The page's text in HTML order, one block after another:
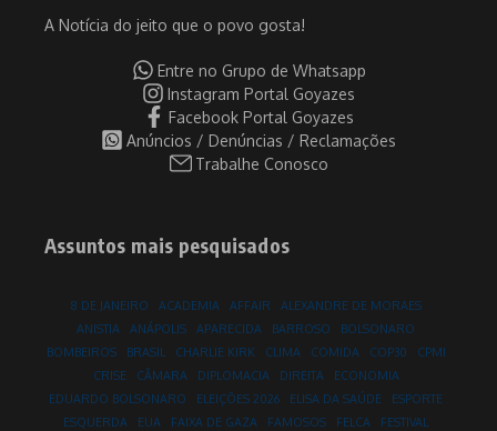
A Notícia do jeito que o povo gosta!
Entre no Grupo de Whatsapp
Instagram Portal Goyazes
Facebook Portal Goyazes
Anúncios / Denúncias / Reclamações
Trabalhe Conosco
Assuntos mais pesquisados
8 DE JANEIRO ACADEMIA AFFAIR
ALEXANDRE DE MORAES
ANISTIA
ANÁPOLIS APARECIDA BARROSO
BOLSONARO
BOMBEIROS
BRASIL CHARLIE KIRK CLIMA COMIDA COP30
CPMI
CRISE
CÂMARA DIPLOMACIA DIREITA
ECONOMIA
EDUARDO BOLSONARO
ELEIÇÕES 2026 ELISA DA SAÚDE
ESPORTE
ESQUERDA
EUA FAIXA DE GAZA FAMOSOS FELCA
FESTIVAL